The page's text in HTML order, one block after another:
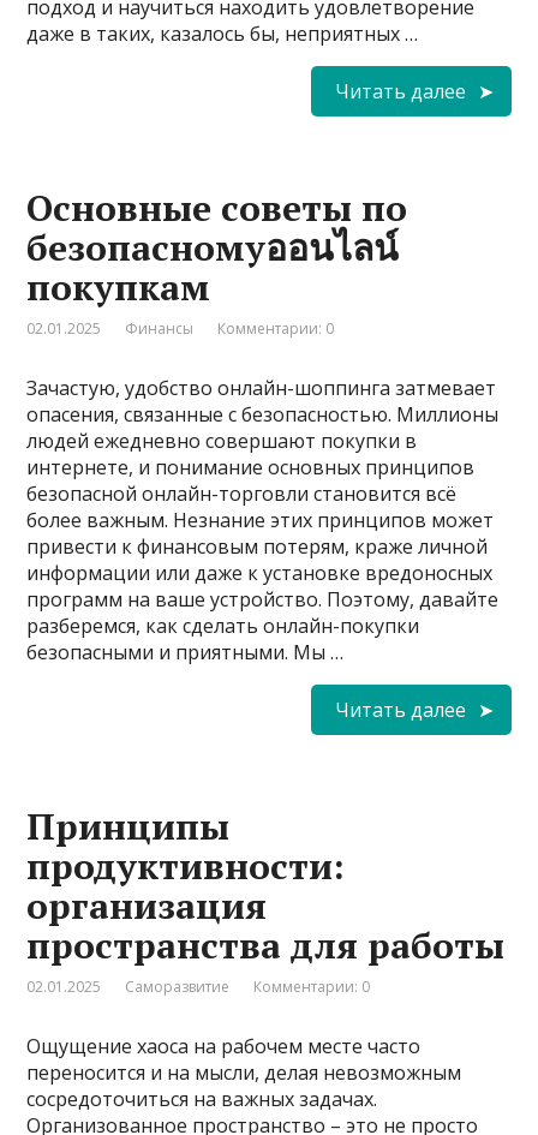
подход и научиться находить удовлетворение
даже в таких, казалось бы, неприятных …
Читать далее
Основные советы по
безопасномуออนไลน์
покупкам
02.01.2025 Финансы Комментарии: 0
Зачастую, удобство онлайн-шоппинга затмевает
опасения, связанные с безопасностью. Миллионы
людей ежедневно совершают покупки в
интернете, и понимание основных принципов
безопасной онлайн-торговли становится всё
более важным. Незнание этих принципов может
привести к финансовым потерям, краже личной
информации или даже к установке вредоносных
программ на ваше устройство. Поэтому, давайте
разберемся, как сделать онлайн-покупки
безопасными и приятными. Мы …
Читать далее
Принципы
продуктивности:
организация
пространства для работы
02.01.2025 Саморазвитие Комментарии: 0
Ощущение хаоса на рабочем месте часто
переносится и на мысли, делая невозможным
сосредоточиться на важных задачах.
Организованное пространство – это не просто